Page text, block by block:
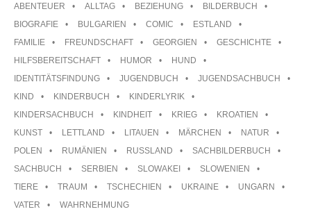
ABENTEUER ALLTAG BEZIEHUNG
BILDERBUCH
BIOGRAFIE
BULGARIEN COMIC
ESTLAND
FAMILIE
FREUNDSCHAFT GEORGIEN
GESCHICHTE
HILFSBEREITSCHAFT
HUMOR
HUND
IDENTITÄTSFINDUNG
JUGENDBUCH
JUGENDSACHBUCH
KIND
KINDERBUCH
KINDERLYRIK
KINDERSACHBUCH
KINDHEIT KRIEG
KROATIEN
KUNST
LETTLAND LITAUEN MÄRCHEN
NATUR
POLEN
RUMÄNIEN RUSSLAND
SACHBILDERBUCH
SACHBUCH
SERBIEN SLOWAKEI
SLOWENIEN
TIERE
TRAUM TSCHECHIEN UKRAINE
UNGARN
VATER
WAHRNEHMUNG